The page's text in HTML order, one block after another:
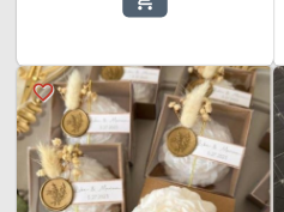
favorite_border